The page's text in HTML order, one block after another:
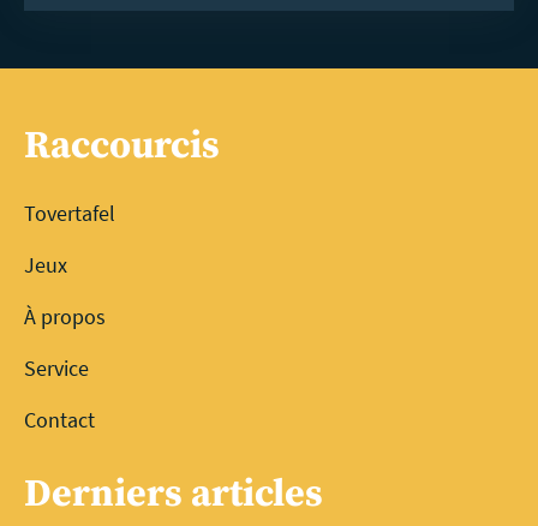
Raccourcis
Tovertafel
Jeux
À propos
Service
Contact
Derniers articles